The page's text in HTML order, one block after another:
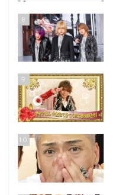
8
9
10